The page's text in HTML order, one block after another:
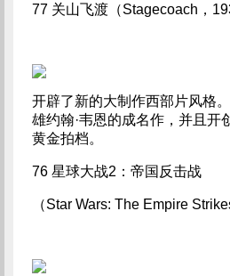
77 关山飞渡（Stagecoach，
开辟了新的大制作西部片风格
雄约翰·韦恩的成名作，并且开
黄金拍档。
76 星球大战2：帝国反击战
（Star Wars: The Empire